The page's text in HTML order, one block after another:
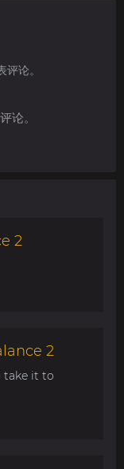
论。
论。
2
2
take it to